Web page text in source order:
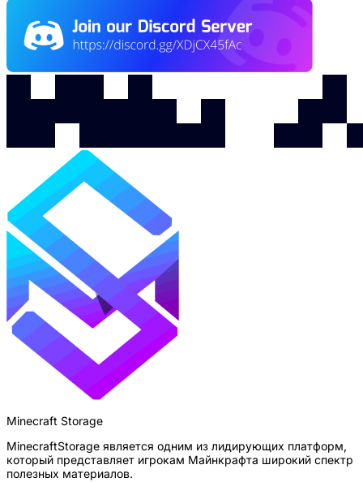
Minecraft Storage
MinecraftStorage является одним из лидирующих платформ,
который представляет игрокам Майнкрафта широкий спектр
полезных материалов.